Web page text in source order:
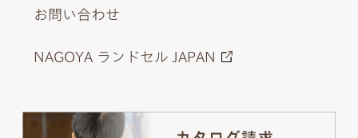
お問い合わせ
NAGOYA ランドセル JAPAN